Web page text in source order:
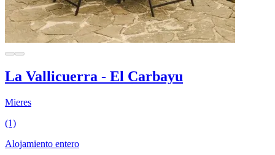
La Vallicuerra - El Carbayu
Mieres
(1)
Alojamiento entero